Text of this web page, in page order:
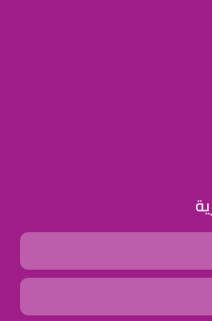
وجروب مدارس عالمية وأهلية يشرفنا
سناب شات يوتيوب